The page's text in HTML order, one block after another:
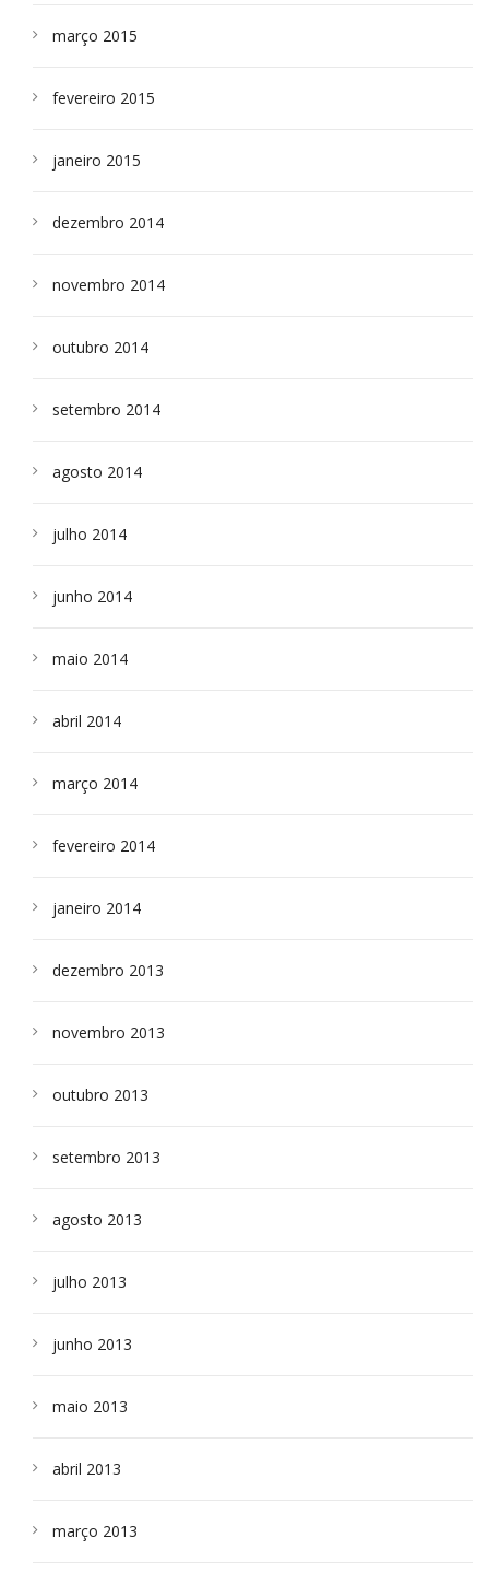
março 2015
fevereiro 2015
janeiro 2015
dezembro 2014
novembro 2014
outubro 2014
setembro 2014
agosto 2014
julho 2014
junho 2014
maio 2014
abril 2014
março 2014
fevereiro 2014
janeiro 2014
dezembro 2013
novembro 2013
outubro 2013
setembro 2013
agosto 2013
julho 2013
junho 2013
maio 2013
abril 2013
março 2013